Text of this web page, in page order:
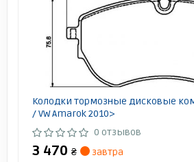
Колодки тормозные дисковые
/ VW Amarok 2010>
0 отзывов
3 470 ₴
завтра